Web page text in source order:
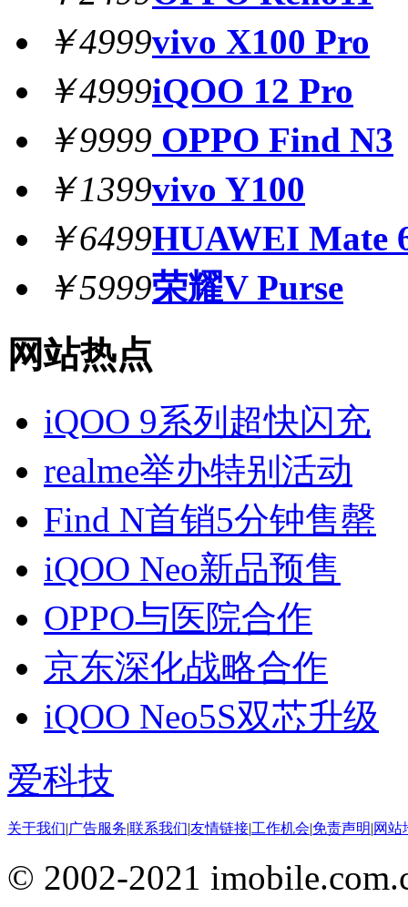
￥4999vivo X100 Pro
￥4999iQOO 12 Pro
￥9999 OPPO Find N3
￥1399vivo Y100
￥6499HUAWEI Mate
￥5999荣耀V Purse
网站热点
iQOO 9系列超快闪充
realme举办特别活动
Find N首销5分钟售罄
iQOO Neo新品预售
OPPO与医院合作
京东深化战略合作
iQOO Neo5S双芯升级
爱科技
关于我们|广告服务|联系我们|友情链接|工作机会|免责声明|网站
© 2002-2021